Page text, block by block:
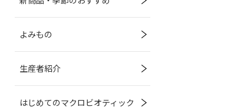
よみもの
生産者紹介
はじめてのマクロビオティック